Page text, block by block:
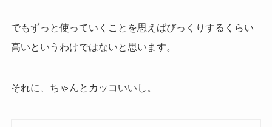
でもずっと使っていくことを思えばびっくりするくらい
高いというわけではないと思います。
それに、ちゃんとカッコいいし。